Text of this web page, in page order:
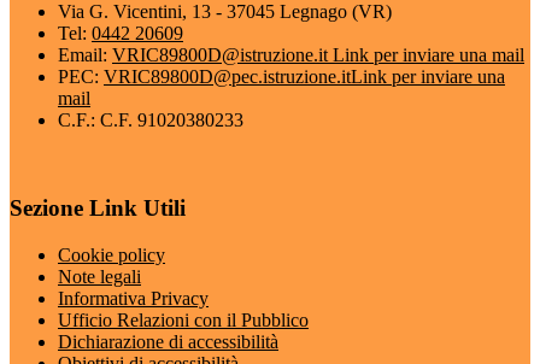
Via G. Vicentini, 13 - 37045 Legnago (VR)
Tel: 0442 20609
Email: VRIC89800D@istruzione.it Link per inviare una mail
PEC: VRIC89800D@pec.istruzione.itLink per inviare una
mail
C.F.: C.F. 91020380233
Sezione Link Utili
Cookie policy
Note legali
Informativa Privacy
Ufficio Relazioni con il Pubblico
Dichiarazione di accessibilità